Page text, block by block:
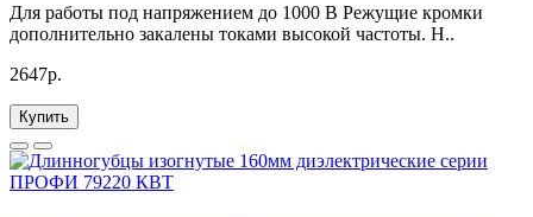
Для работы под напряжением до 1000 В Режущие кромки
дополнительно закалены токами высокой частоты. H..
2647р.
Купить